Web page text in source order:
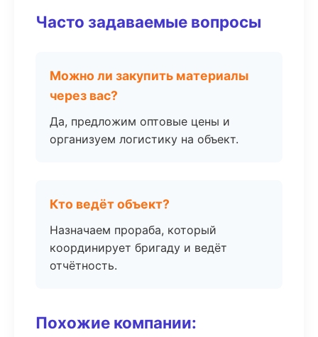
Часто задаваемые вопросы
Можно ли закупить материалы
через вас?
Да, предложим оптовые цены и
организуем логистику на объект.
Кто ведёт объект?
Назначаем прораба, который
координирует бригаду и ведёт
отчётность.
Похожие компании: